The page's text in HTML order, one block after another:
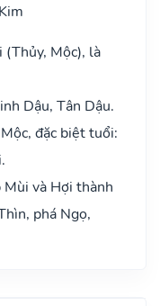
(Thủy, Mộc), là
Dậu, Tân Dậu.
đặc biệt tuổi:
và Hợi thành
phá Ngọ,